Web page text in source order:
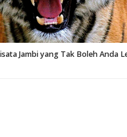
Jambi yang Tak Boleh Anda